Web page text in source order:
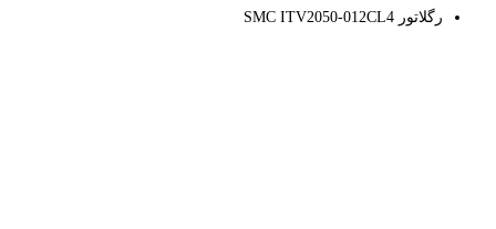
رگلاتور SMC ITV2050-012CL4